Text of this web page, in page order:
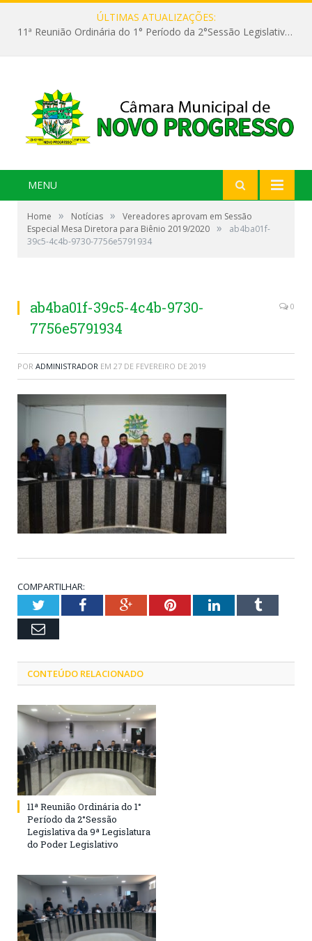
ÚLTIMAS ATUALIZAÇÕES:
11ª Reunião Ordinária do 1° Período da 2°Sessão Legislativa da 9ª Legislatura do Poder Legislativo
MENU
Home » Notícias »
Vereadores aprovam em Sessão
Especial Mesa Diretora para Biênio 2019/2020 »
ab4ba01f-
39c5-4c4b-9730-7756e5791934
ab4ba01f-39c5-4c4b-9730-
7756e5791934
0
POR ADMINISTRADOR EM 27 DE FEVEREIRO DE 2019
COMPARTILHAR:
TwitterFacebookGoogle+PinterestLinkedInTumblr
Email
CONTEÚDO RELACIONADO
11ª Reunião Ordinária do 1°
Período da 2°Sessão
Legislativa da 9ª Legislatura
do Poder Legislativo